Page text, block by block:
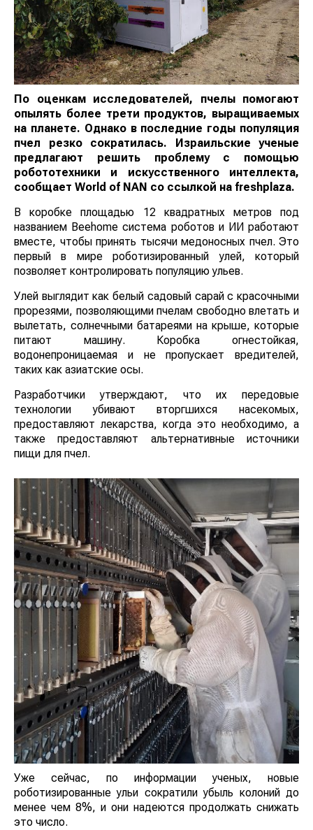
По оценкам исследователей, пчелы помогают
опылять более трети продуктов, выращиваемых
на планете. Однако в последние годы популяция
пчел резко сократилась. Израильские ученые
предлагают решить проблему с помощью
робототехники и искусственного интеллекта,
сообщает World of NAN со ссылкой на freshplaza.
В коробке площадью 12 квадратных метров под
названием Beehome система роботов и ИИ работают
вместе, чтобы принять тысячи медоносных пчел. Это
первый в мире роботизированный улей, который
позволяет контролировать популяцию ульев.
Улей выглядит как белый садовый сарай с красочными
прорезями, позволяющими пчелам свободно влетать и
вылетать, солнечными батареями на крыше, которые
питают машину. Коробка огнестойкая,
водонепроницаемая и не пропускает вредителей,
таких как азиатские осы.
Разработчики утверждают, что их передовые
технологии убивают вторгшихся насекомых,
предоставляют лекарства, когда это необходимо, а
также предоставляют альтернативные источники
пищи для пчел.
Уже сейчас, по информации ученых, новые
роботизированные ульи сократили убыль колоний до
менее чем 8%, и они надеются продолжать снижать
это число.